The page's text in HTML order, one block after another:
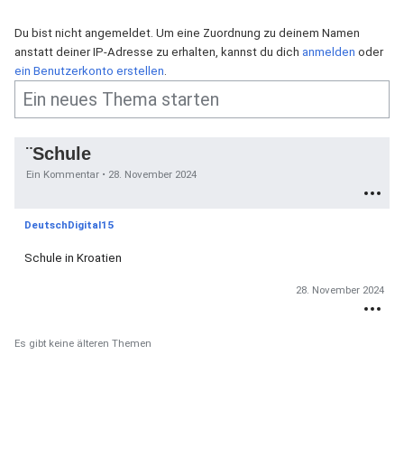
Du bist nicht angemeldet. Um eine Zuordnung zu deinem Namen
anstatt deiner IP-Adresse zu erhalten, kannst du dich anmelden oder
ein Benutzerkonto erstellen.
¨Schule
Ein Kommentar • 28. November 2024
DeutschDigital15
Schule in Kroatien
28. November 2024
Es gibt keine älteren Themen